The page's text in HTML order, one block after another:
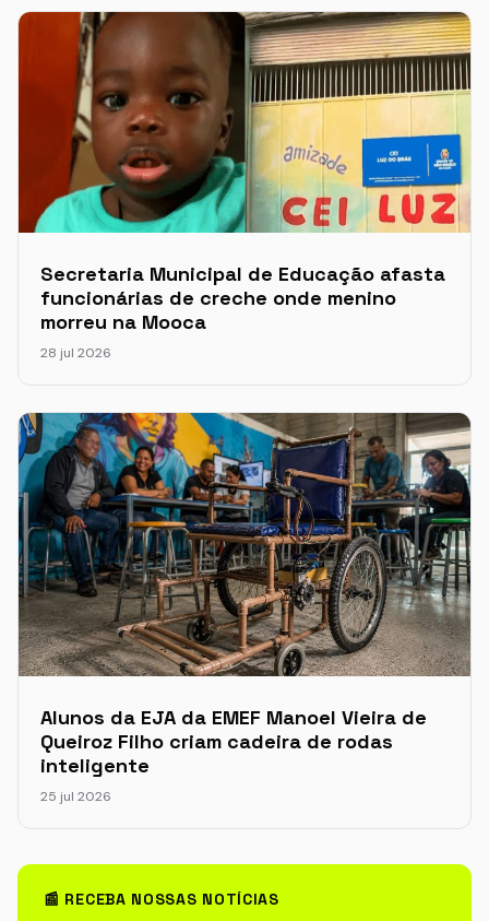
Secretaria Municipal de Educação afasta
funcionárias de creche onde menino
morreu na Mooca
28 jul 2026
Alunos da EJA da EMEF Manoel Vieira de
Queiroz Filho criam cadeira de rodas
inteligente
25 jul 2026
📰 RECEBA NOSSAS NOTÍCIAS